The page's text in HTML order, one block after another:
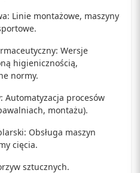
Linie montażowe, maszyny
Wersje
higienicznością,
normy.
Automatyzacja procesów
montażu).
Obsługa maszyn
cięcia.
sztucznych.